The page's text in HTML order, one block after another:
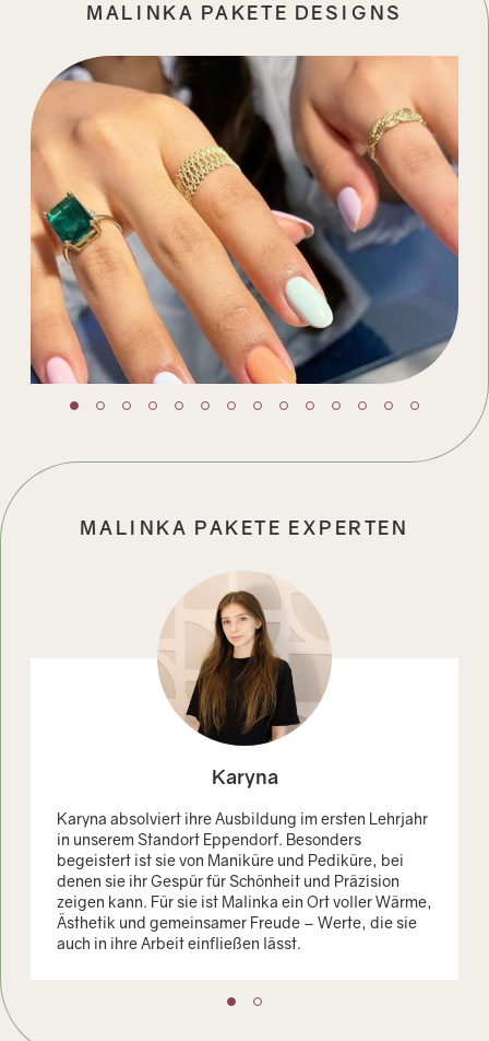
MALINKA PAKETE DESIGNS
MALINKA PAKETE EXPERTEN
Karyna
Karyna absolviert ihre Ausbildung im ersten Lehrjahr
in unserem Standort Eppendorf. Besonders
begeistert ist sie von Maniküre und Pediküre, bei
denen sie ihr Gespür für Schönheit und Präzision
zeigen kann. Für sie ist Malinka ein Ort voller Wärme,
Ästhetik und gemeinsamer Freude – Werte, die sie
auch in ihre Arbeit einfließen lässt.